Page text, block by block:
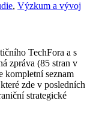
, Výzkum a vývoj
TechFora a s
zpráva (85 stran v
kompletní seznam
zde v posledních
strategické